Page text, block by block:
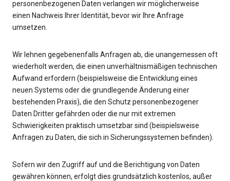
personenbezogenen Daten verlangen wir möglicherweise
einen Nachweis Ihrer Identität, bevor wir Ihre Anfrage
umsetzen.
Wir lehnen gegebenenfalls Anfragen ab, die unangemessen oft
wiederholt werden, die einen unverhältnismäßigen technischen
Aufwand erfordern (beispielsweise die Entwicklung eines
neuen Systems oder die grundlegende Änderung einer
bestehenden Praxis), die den Schutz personenbezogener
Daten Dritter gefährden oder die nur mit extremen
Schwierigkeiten praktisch umsetzbar sind (beispielsweise
Anfragen zu Daten, die sich in Sicherungssystemen befinden).
Sofern wir den Zugriff auf und die Berichtigung von Daten
gewähren können, erfolgt dies grundsätzlich kostenlos, außer